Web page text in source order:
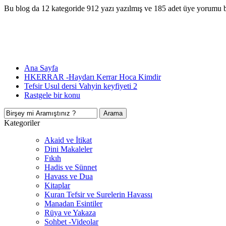
Bu blog da 12 kategoride 912 yazı yazılmış ve 185 adet üye yorumu
Ana Sayfa
HKERRAR -Haydarı Kerrar Hoca Kimdir
Tefsir Usul dersi Vahyin keyfiyeti 2
Rastgele bir konu
Kategoriler
Akaid ve İtikat
Dini Makaleler
Fıkıh
Hadis ve Sünnet
Havass ve Dua
Kitaplar
Kuran Tefsir ve Surelerin Havassı
Manadan Esintiler
Rüya ve Yakaza
Sohbet -Videolar